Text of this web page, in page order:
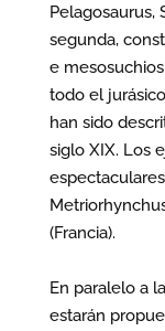
Pelagosaurus,
segunda,
e
todo el
han sido
siglo XIX. Los
(Francia).
En paralelo a
estarán